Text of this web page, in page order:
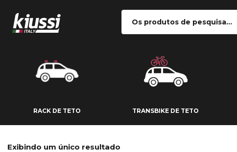
RACK DE TETO TRANSBIKE DE TETO
TRANSBIKE DE TETO
Exibindo um único resultado